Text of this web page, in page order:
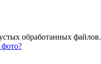
обработанных файлов.